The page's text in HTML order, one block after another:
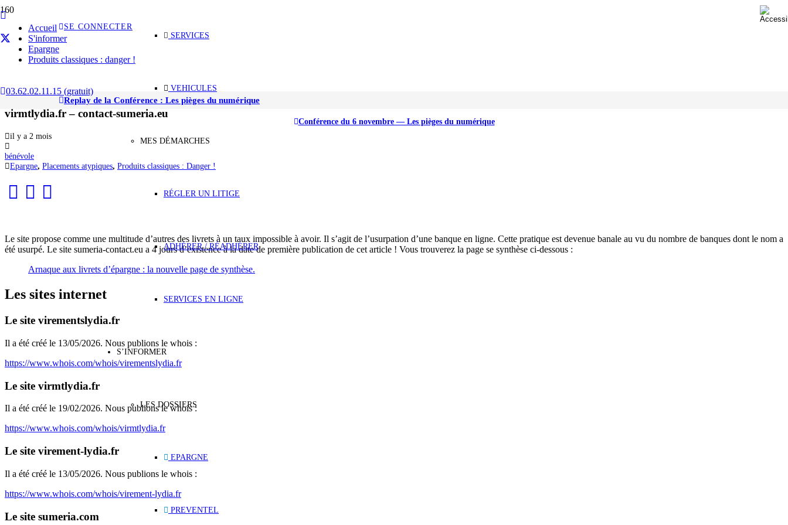
SE CONNECTER
03.62.02.11.15 (gratuit)
SERVICES
VEHICULES
MES DÉMARCHES
RÉGLER UN LITIGE
ADHÉRER / RÉADHÉRER
SERVICES EN LIGNE
S’INFORMER
LES DOSSIERS
EPARGNE
PREVENTEL
Replay de la Conférence : Les pièges du numérique
Conférence du 6 novembre — Les pièges du numérique
Accueil
S'informer
Epargne
Produits classiques : danger !
Banque sumeria – Les clones frauduleux sumeria-contact-eu – clients-sumeria.eu – sumeriacontact.eu – sumeria.com – virement-lydia.fr – virementlydia.fr –
virmtlydia.fr – contact-sumeria.eu
il y a 2 mois
bénévole
Epargne, Placements atypiques, Produits classiques : Danger !
Le site propose comme une multitude d’autres des livrets à un taux impossible à avoir. Il s’agit de l’usurpation d’une banque en ligne. Cette pratique est devenue banale au vu du nombre de banques dont le nom a
été usurpé. Le site sumeria-contact.eu a 4 jours d’existence à la date de première publication de cet article ! Vous trouverez la page se synthèse ci-dessous :
Arnaque aux livrets d’épargne : la nouvelle page de synthèse.
Les sites internet
Le site virementslydia.fr
Il a été créé le 13/05/2026. Nous publions le whois :
https://www.whois.com/whois/virementslydia.fr
Le site virmtlydia.fr
Il a été créé le 19/02/2026. Nous publions le whois :
https://www.whois.com/whois/virmtlydia.fr
Le site virement-lydia.fr
Il a été créé le 13/05/2026. Nous publions le whois :
https://www.whois.com/whois/virement-lydia.fr
Le site sumeria.com